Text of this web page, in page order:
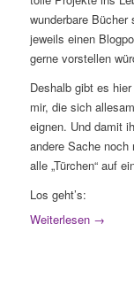
wunderbare
jeweils einen
gerne vorstellen
Deshalb gibt es
mir, die sich
eignen. Und damit
andere Sache
alle „Türchen“ auf
Los geht’s:
Weiterlesen→